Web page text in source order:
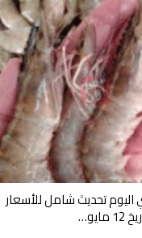
اليوم تحديث شامل للأسعار